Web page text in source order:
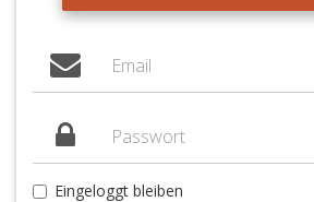
Eingeloggt bleiben